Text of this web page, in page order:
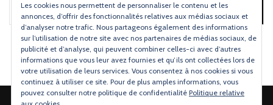
Rechercher :
Les cookies nous permettent de personnaliser le contenu et les
annonces, d’offrir des fonctionnalités relatives aux médias sociaux et
d’analyser notre trafic. Nous partageons également des informations
sur l’utilisation de notre site avec nos partenaires de médias sociaux, de
publicité et d’analyse, qui peuvent combiner celles-ci avec d’autres
informations que vous leur avez fournies et qu’ils ont collectées lors de
votre utilisation de leurs services. Vous consentez à nos cookies si vous
continuez à utiliser ce site. Pour de plus amples informations, vous
pouvez consulter notre politique de confidentialité Politique relative